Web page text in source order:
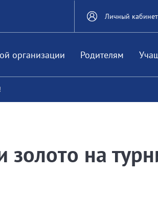
Личный кабинет
организации Родителям
на